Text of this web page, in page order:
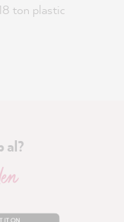
ton plastic
al?